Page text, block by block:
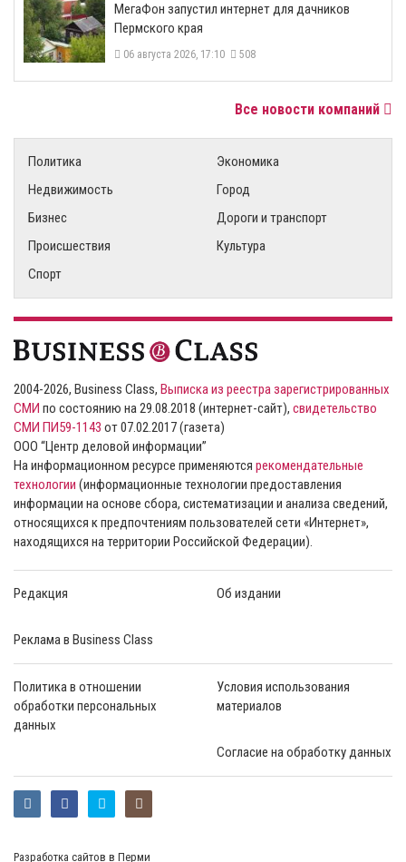
МегаФон запустил интернет для дачников
Пермского края
06 августа 2026, 17:10 508
Все новости компаний
Политика
Экономика
Недвижимость
Город
Бизнес
Дороги и транспорт
Происшествия
Культура
Спорт
2004-2026, Business Class, Выписка из реестра зарегистрированных
СМИ по состоянию на 29.08.2018 (интернет-сайт), свидетельство
СМИ ПИ59-1143 от 07.02.2017 (газета)
ООО “Центр деловой информации”
На информационном ресурсе применяются рекомендательные
технологии (информационные технологии предоставления
информации на основе сбора, систематизации и анализа сведений,
относящихся к предпочтениям пользователей сети «Интернет»,
находящихся на территории Российской Федерации).
Редакция Об издании
Реклама в Business Class
Политика в отношении
обработки персональных
данных
Условия использования
материалов
Согласие на обработку данных
Разработка сайтов в Перми